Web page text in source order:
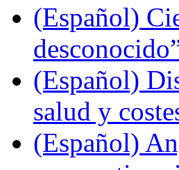
(Español)
(Español)
salud y
(Español)